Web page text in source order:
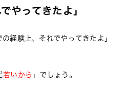
やってきたよ」
経験上、それでやってきたよ」
若いから 」でしょう。